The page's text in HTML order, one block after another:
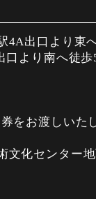
4A出口より東
口より南へ徒歩
をお渡しいた
化センター地